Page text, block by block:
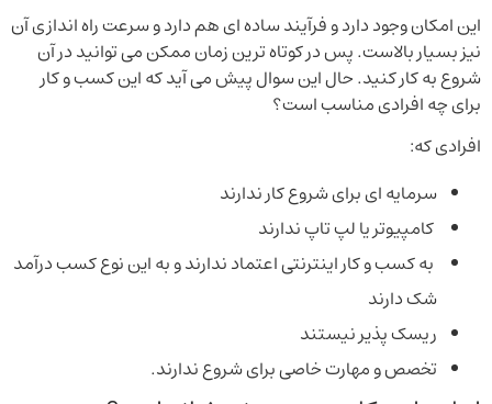
این امکان وجود دارد و فرآیند ساده ای هم دارد و سرعت راه اندازی آن
نیز بسیار بالاست. پس در کوتاه ترین زمان ممکن می توانید در آن
شروع به کار کنید. حال این سوال پیش می آید که این کسب و کار
برای چه افرادی مناسب است؟
افرادی که:
سرمایه ای برای شروع کار ندارند
کامپیوتر یا لپ تاپ ندارند
به کسب و کار اینترنتی اعتماد ندارند و به این نوع کسب درآمد
شک دارند
ریسک پذیر نیستند
تخصص و مهارت خاصی برای شروع ندارند.